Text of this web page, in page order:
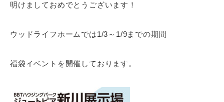
明けましておめでとうございます！
ウッドライフホームでは1/3～1/9までの期間
福袋イベントを開催しております。